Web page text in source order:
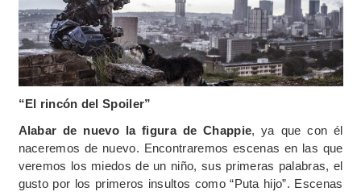
“El rincón del Spoiler”
Alabar de nuevo la figura de Chappie, ya que con él
naceremos de nuevo. Encontraremos escenas en las que
veremos los miedos de un niño, sus primeras palabras, el
gusto por los primeros insultos como “Puta hijo”. Escenas